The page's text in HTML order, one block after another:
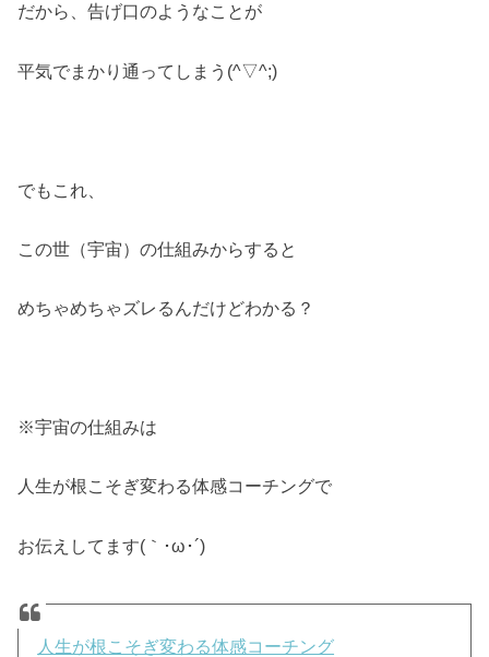
だから、告げ口のようなことが
平気でまかり通ってしまう(^▽^;)
でもこれ、
この世（宇宙）の仕組みからすると
めちゃめちゃズレるんだけどわかる？
※宇宙の仕組みは
人生が根こそぎ変わる体感コーチングで
お伝えしてます(｀･ω･´)ゞ
人生が根こそぎ変わる体感コーチング